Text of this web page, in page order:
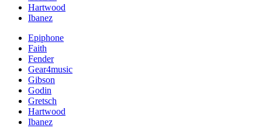
Hartwood
Ibanez
Epiphone
Faith
Fender
Gear4music
Gibson
Godin
Gretsch
Hartwood
Ibanez